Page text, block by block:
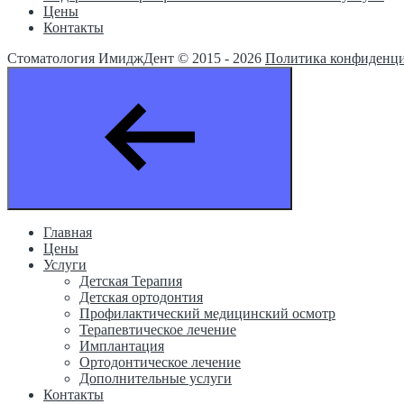
Цены
Контакты
Стоматология ИмиджДент © 2015 - 2026 Политика
Главная
Цены
Услуги
Детская Терапия
Детская ортодонтия
Профилактический медицинский осмотр
Терапевтическое лечение
Имплантация
Ортодонтическое лечение
Дополнительные услуги
Контакты